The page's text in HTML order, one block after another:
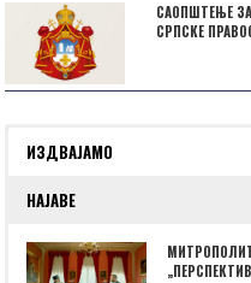
САОПШТЕЊЕ
СРПСКЕ
ИЗДВАЈАМО
НАЈАВЕ